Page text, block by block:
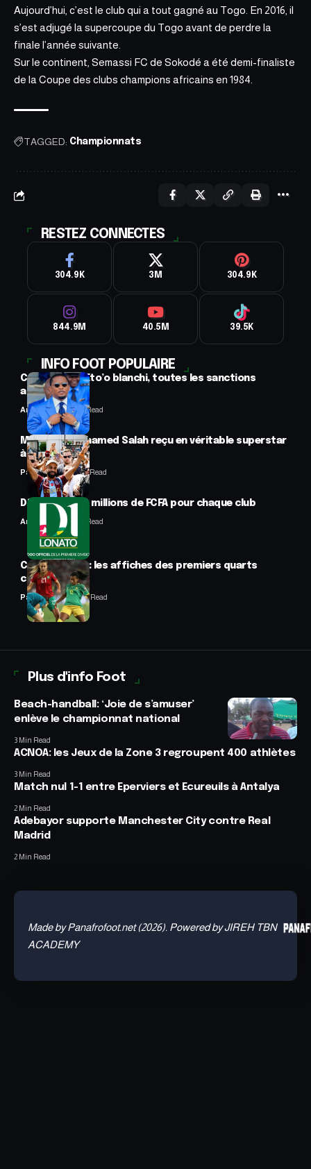
Aujourd’hui, c’est le club qui a tout gagné au Togo. En 2016, il
s’est adjugé la supercoupe du Togo avant de perdre la
finale l’année suivante.
Sur le continent, Semassi FC de Sokodé a été demi-finaliste
de la Coupe des clubs champions africains en 1984.
TAGGED: Championnats
RESTEZ CONNECTES
304.9K 3M 304.9K
844.9M 40.5M 39.5K
INFO FOOT POPULAIRE
CAF : Samuel Eto’o blanchi, toutes les sanctions
annulées
Anselme AVI2 Min Read
Mercato : Mohamed Salah reçu en véritable superstar
à Trabzon
Panafrofoot1 Min Read
D1 Lonato : 70 millions de FCFA pour chaque club
Anselme AVI 2 Min Read
CAN féminine : les affiches des premiers quarts
connues
Panafrofoot 2 Min Read
Plus d'info Foot
Beach-handball: ‘Joie de s’amuser’
enlève le championnat national
3 Min Read
ACNOA: les Jeux de la Zone 3 regroupent 400 athlètes
3 Min Read
Match nul 1-1 entre Eperviers et Ecureuils à Antalya
2 Min Read
Adebayor supporte Manchester City contre Real
Madrid
2 Min Read
Made by Panafrofoot.net (2026). Powered by JIREH TBN
ACADEMY